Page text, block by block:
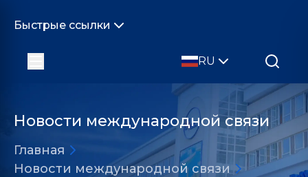
Быстрые ссылки
RU
Новости международной связи
Главная
Новости международной связи